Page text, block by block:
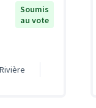
Soumis
au vote